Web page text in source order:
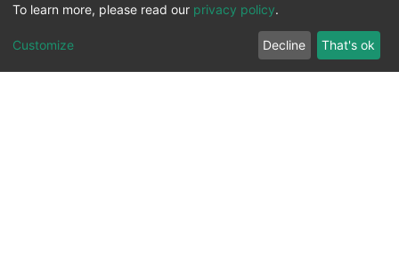
To learn more, please read our privacy policy.
Customize Decline That's ok